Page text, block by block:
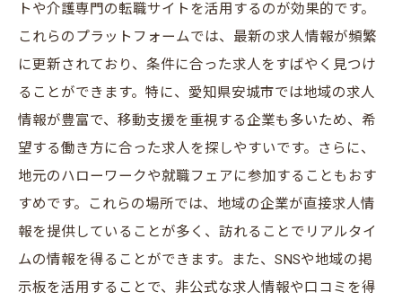
トや介護専門の転職サイトを活用するのが効果的です。
これらのプラットフォームでは、最新の求人情報が頻繁
に更新されており、条件に合った求人をすばやく見つけ
ることができます。特に、愛知県安城市では地域の求人
情報が豊富で、移動支援を重視する企業も多いため、希
望する働き方に合った求人を探しやすいです。さらに、
地元のハローワークや就職フェアに参加することもおす
すめです。これらの場所では、地域の企業が直接求人情
報を提供していることが多く、訪れることでリアルタイ
ムの情報を得ることができます。また、SNSや地域の掲
示板を活用することで、非公式な求人情報や口コミを得